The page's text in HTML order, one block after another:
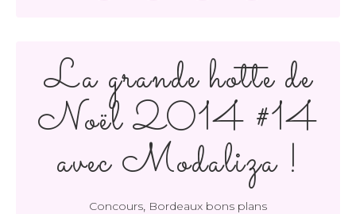
La grande hotte de
Noël 2014 #14
avec Modaliza !
Concours, Bordeaux bons plans